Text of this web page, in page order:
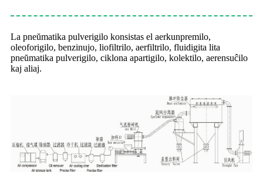
La pneŭmatika pulverigilo konsistas el aerkunpremilo,
oleoforigilo, benzinujo, liofiltrilo, aerfiltrilo, fluidigita lita
pneŭmatika pulverigilo, ciklona apartigilo, kolektilo, aerensuĉilo
kaj aliaj.